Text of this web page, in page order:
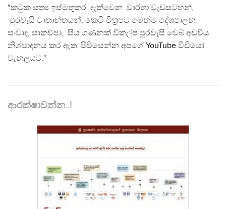
"කටුක සත්‍ය ඉස්මතුකර දැක්වෙන වාර්තා වැඩසටහන්,
පුරවැසි වෘතාන්තයන්, කෙටි චිත්‍රපට මෙන්ම දේශපාලන
සංවාද, සාකච්ඡා, සිය ගණනක් විකල්ප පුරවැසි වෙබ් අඩවිය
නිශ්පාදනය කර ඇත. පිවිසෙන්න අපගේ YouTube වීඩියෝ
චැනලයට."
ආරක්ෂාවන්න..!